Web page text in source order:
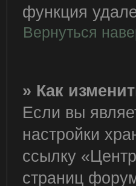
функция
Вернуться
» Как
Если вы
настройки
ссылку
страниц